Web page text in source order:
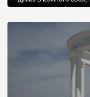
запрошую відвідати це